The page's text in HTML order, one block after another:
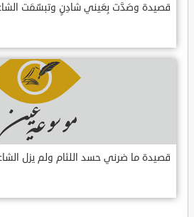
قصيدة وصَدَّت بِعَيني شادِنٍ وتبسّمَت
قصيدة ما ضرني حسد اللئام ولم يزل